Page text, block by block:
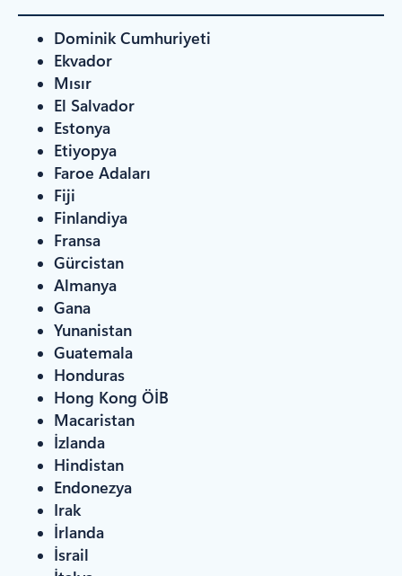
Dominik Cumhuriyeti
Ekvador
Mısır
El Salvador
Estonya
Etiyopya
Faroe Adaları
Fiji
Finlandiya
Fransa
Gürcistan
Almanya
Gana
Yunanistan
Guatemala
Honduras
Hong Kong ÖİB
Macaristan
İzlanda
Hindistan
Endonezya
Irak
İrlanda
İsrail